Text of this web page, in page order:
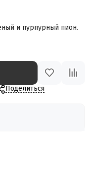
и пурпурный пион.
Поделиться